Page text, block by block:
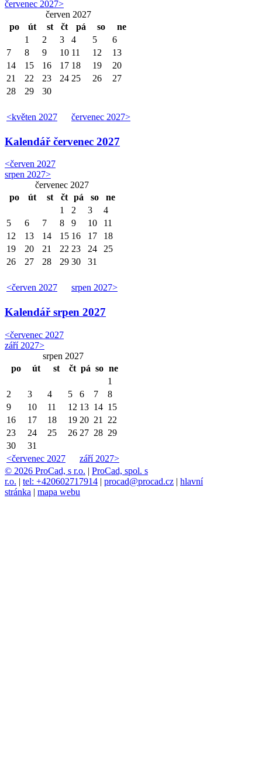
červenec 2027>
červen 2027
po
út st čt pá so ne
<květen 2027 červenec 2027>
1 2 3 4 5
6
7
8 9 10 11 12
13
14
15 16 17 18 19
20
21
22 23 24 25 26
27
28
29 30
Kalendář červenec 2027
<červen 2027
srpen 2027>
červenec 2027
po
út st čt pá so ne
<červen 2027 srpen 2027>
1 2 3
4
5
6 7 8 9 10
11
12
13 14 15 16 17
18
19
20 21 22 23 24
25
26
27 28 29 30 31
Kalendář srpen 2027
<červenec 2027
září 2027>
srpen 2027
po
út st čt pá so ne
<červenec 2027 září 2027>
1
2
3 4 5 6 7
8
9
10 11 12 13 14 15
16
17 18 19 20 21
22
23
24 25 26 27 28 29
30
31
© 2026 ProCad, s r.o. | ProCad, spol. s
r.o. | tel: +420602717914 | procad@procad.cz | hlavní
stránka | mapa webu